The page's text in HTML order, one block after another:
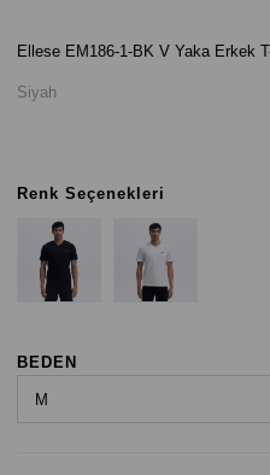
Ellese EM186-1-BK V Yaka Erkek
Siyah
Renk Seçenekleri
BEDEN